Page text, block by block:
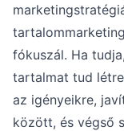
fókuszál. Ha
tartalmat tud
az igényeikre,
között, és végső